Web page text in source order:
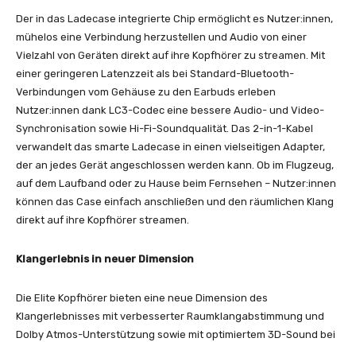
Der in das Ladecase integrierte Chip ermöglicht es Nutzer:innen,
mühelos eine Verbindung herzustellen und Audio von einer
Vielzahl von Geräten direkt auf ihre Kopfhörer zu streamen. Mit
einer geringeren Latenzzeit als bei Standard-Bluetooth-
Verbindungen vom Gehäuse zu den Earbuds erleben
Nutzer:innen dank LC3-Codec eine bessere Audio- und Video-
Synchronisation sowie Hi-Fi-Soundqualität. Das 2-in-1-Kabel
verwandelt das smarte Ladecase in einen vielseitigen Adapter,
der an jedes Gerät angeschlossen werden kann. Ob im Flugzeug,
auf dem Laufband oder zu Hause beim Fernsehen – Nutzer:innen
können das Case einfach anschließen und den räumlichen Klang
direkt auf ihre Kopfhörer streamen.
Klangerlebnis in neuer Dimension
Die Elite Kopfhörer bieten eine neue Dimension des
Klangerlebnisses mit verbesserter Raumklangabstimmung und
Dolby Atmos-Unterstützung sowie mit optimiertem 3D-Sound bei